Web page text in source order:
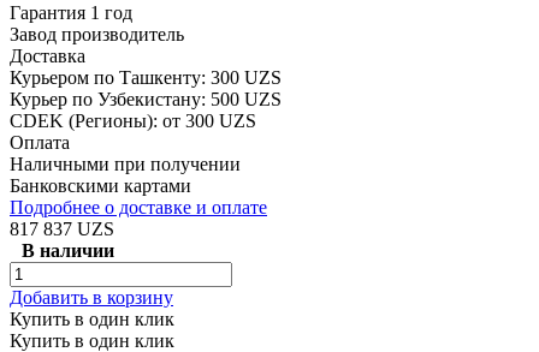
Гарантия 1 год
Завод производитель
Доставка
Курьером по Ташкенту: 300 UZS
Курьер по Узбекистану: 500 UZS
CDEK (Регионы): от 300 UZS
Оплата
Наличными при получении
Банковскими картами
Подробнее о доставке и оплате
817 837 UZS
В наличии
Добавить в корзину
Купить в один клик
Купить в один клик